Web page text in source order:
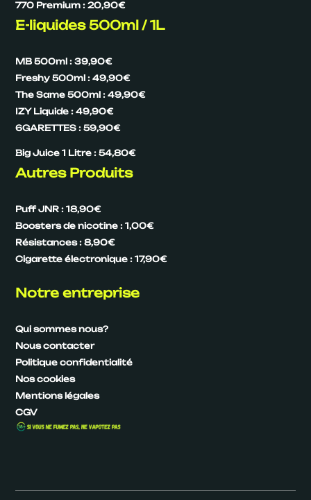
770 Premium : 20,90€
E-liquides 500ml / 1L
MB 500ml : 39,90€
Freshy 500ml : 49,90€
The Same 500ml : 49,90€
IZY Liquide : 49,90€
6GARETTES : 59,90€
Big Juice 1 Litre : 54,80€
Autres Produits
Puff JNR : 18,90€
Boosters de nicotine : 1,00€
Résistances : 8,90€
Cigarette électronique : 17,90€
Notre entreprise
Qui sommes nous?
Nous contacter
Politique confidentialité
Nos cookies
Mentions légales
CGV